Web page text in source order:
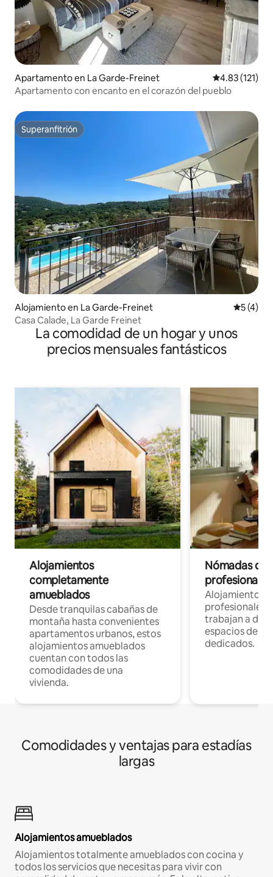
Apartamento en La Garde-Freinet Calificación
4.83 (121)
Apartamento con encanto en el corazón del pueblo
Superanfitrión
Superanfitrión
Alojamiento en La Garde-Freinet
5 (4)
Casa Calade, La Garde Freinet
La comodidad de un hogar y unos
precios mensuales fantásticos
Alojamientos
completamente
amueblados
Desde tranquilas cabañas de
montaña hasta convenientes
apartamentos urbanos, estos
alojamientos amueblados
cuentan con todos las
comodidades de una
vivienda.
Nómadas
Alojamientos
profesionales
trabajan a
espacios de
dedicados.
Comodidades y ventajas para estadías
largas
Alojamientos amueblados
Alojamientos totalmente amueblados con cocina y
todos los servicios que necesitas para vivir con